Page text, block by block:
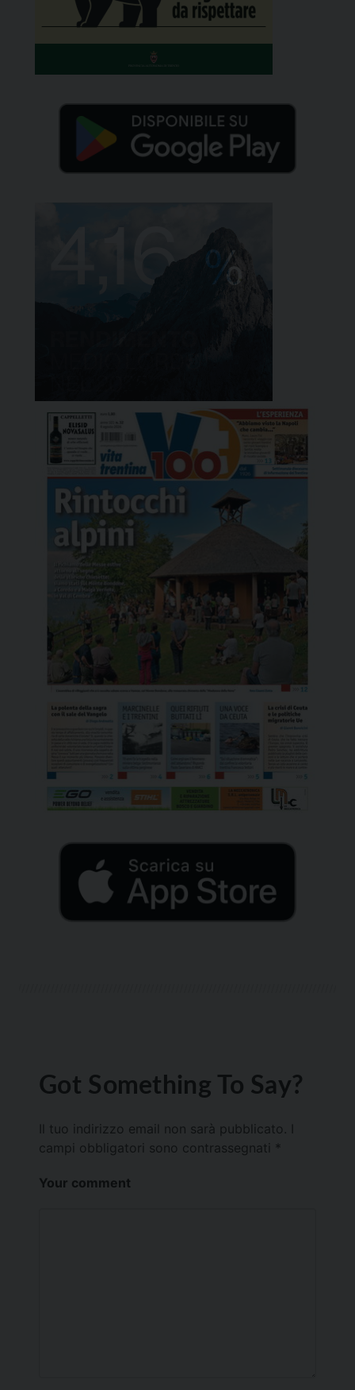
Got Something To Say?
Il tuo indirizzo email non sarà pubblicato.
campi obbligatori sono contrassegnati *
Your comment